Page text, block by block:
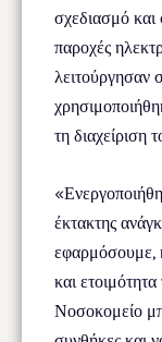
σχεδιασμό και
παροχές
λειτούργησαν
τη διαχείριση
έκτακτης
εφαρμόσουμε,
και
Νοσοκομείο